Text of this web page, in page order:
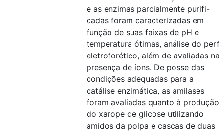
e as enzimas parcialmente purifi-
cadas foram caracterizadas em
função de suas faixas de pH e
temperatura ótimas, análise do
eletroforético, além de avaliadas na
presença de íons. De posse das
condições adequadas para a
catálise enzimática, as amilases
foram avaliadas quanto à produção
do xarope de glicose utilizando
amidos da polpa e cascas de duas